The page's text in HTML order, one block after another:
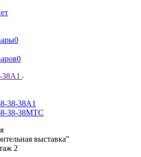
0
0
38A1
38-38A1
38-38МТС
выставка"
2